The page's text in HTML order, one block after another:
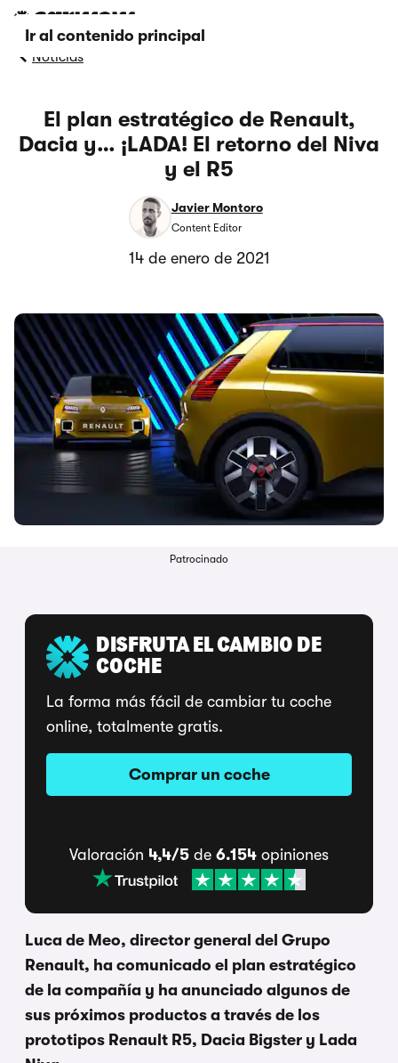
Ir al contenido principal
Noticias
El plan estratégico de Renault,
Dacia y… ¡LADA! El retorno del Niva
y el R5
Javier Montoro
Content Editor
14 de enero de 2021
Patrocinado
DISFRUTA EL CAMBIO DE
COCHE
La forma más fácil de cambiar tu coche
online, totalmente gratis.
Comprar un coche
Valoración 4,4/5 de 6.154 opiniones
Luca de Meo, director general del Grupo
Renault, ha comunicado el plan estratégico
de la compañía y ha anunciado algunos de
sus próximos productos a través de los
prototipos Renault R5, Dacia Bigster y Lada